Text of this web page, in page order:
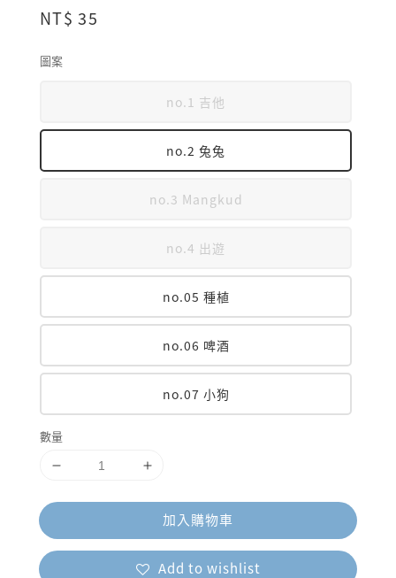
Regular
NT$ 35
圖案
no.1 吉他
no.2 兔兔
no.3 Mangkud
no.4 出遊
no.05 種植
no.06 啤酒
no.07 小狗
數量
加入購物車
Add to wishlist